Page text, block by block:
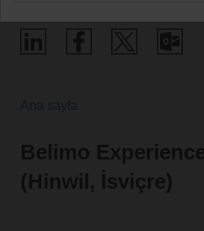
Belimo
(Hinwil, İsviçre)